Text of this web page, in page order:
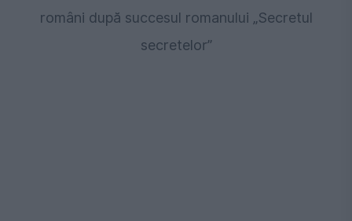
români după succesul romanului „Secretul
secretelor”